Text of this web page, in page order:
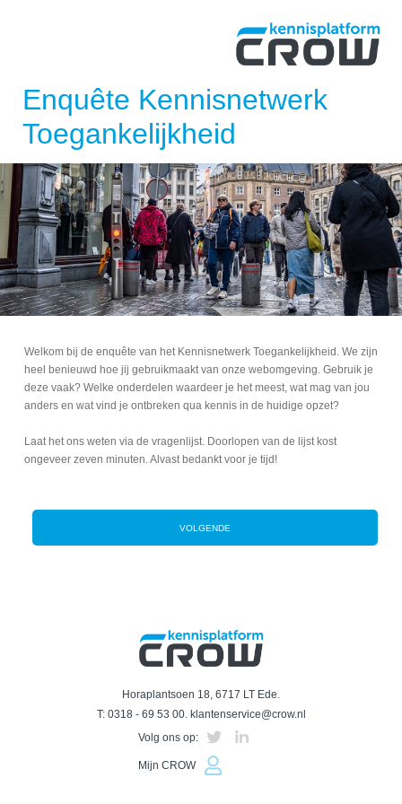
Enquête Kennisnetwerk
Toegankelijkheid
Welkom bij de enquête van het Kennisnetwerk Toegankelijkheid. We zijn
heel benieuwd hoe jij gebruikmaakt van onze webomgeving. Gebruik je
deze vaak? Welke onderdelen waardeer je het meest, wat mag van jou
anders en wat vind je ontbreken qua kennis in de huidige opzet?
Laat het ons weten via de vragenlijst. Doorlopen van de lijst kost
ongeveer zeven minuten. Alvast bedankt voor je tijd!
Horaplantsoen 18, 6717 LT Ede.
T: 0318 - 69 53 00. klantenservice@crow.nl
Volg ons op:
Mijn CROW